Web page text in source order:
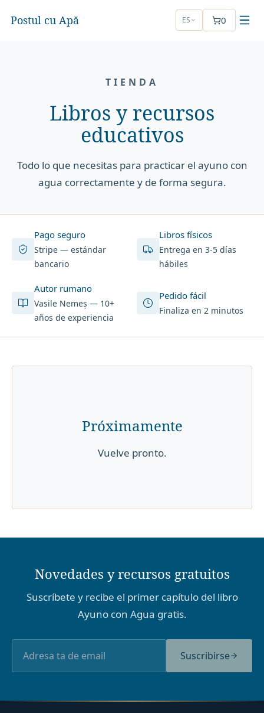
Postul cu Apă ES 0
TIENDA
Libros y recursos
educativos
Todo lo que necesitas para practicar el ayuno con
agua correctamente y de forma segura.
Pago seguro
Stripe — estándar
bancario
Libros físicos
Entrega en 3-5 días
hábiles
Autor rumano
Vasile Nemeș — 10+
años de experiencia
Pedido fácil
Finaliza en 2 minutos
Próximamente
Vuelve pronto.
Novedades y recursos gratuitos
Suscríbete y recibe el primer capítulo del libro
Ayuno con Agua gratis.
Suscribirse